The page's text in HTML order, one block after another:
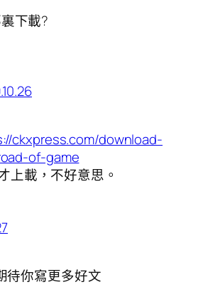
下載?
ckxpress.com/download-
of-game
上載，不好意思。
待你寫更多好文